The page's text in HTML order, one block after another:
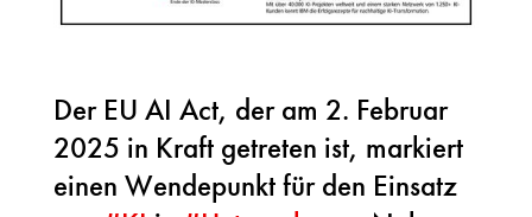
Der EU AI Act, der am 2. Februar
2025 in Kraft getreten ist, markiert
einen Wendepunkt für den Einsatz